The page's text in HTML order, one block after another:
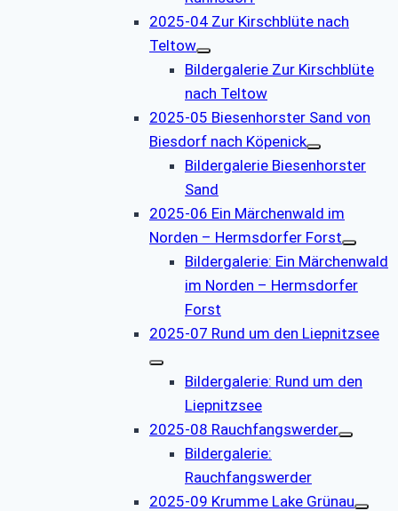
2025-04 Zur Kirschblüte nach
Teltow
Bildergalerie Zur Kirschblüte
nach Teltow
2025-05 Biesenhorster Sand von
Biesdorf nach Köpenick
Bildergalerie Biesenhorster
Sand
2025-06 Ein Märchenwald im
Norden – Hermsdorfer Forst
Bildergalerie: Ein Märchenwald
im Norden – Hermsdorfer
Forst
2025-07 Rund um den Liepnitzsee
Bildergalerie: Rund um den
Liepnitzsee
2025-08 Rauchfangswerder
Bildergalerie:
Rauchfangswerder
2025-09 Krumme Lake Grünau